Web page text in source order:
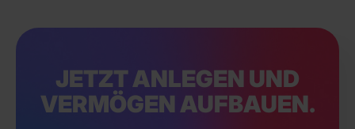
JETZT ANLEGEN UND
VERMÖGEN AUFBAUEN.